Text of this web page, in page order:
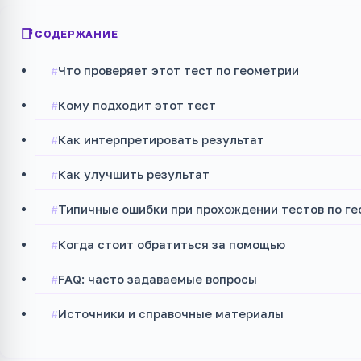
СОДЕРЖАНИЕ
Что проверяет этот тест по геометрии
Кому подходит этот тест
Как интерпретировать результат
Как улучшить результат
Типичные ошибки при прохождении тестов по
Когда стоит обратиться за помощью
FAQ: часто задаваемые вопросы
Источники и справочные материалы